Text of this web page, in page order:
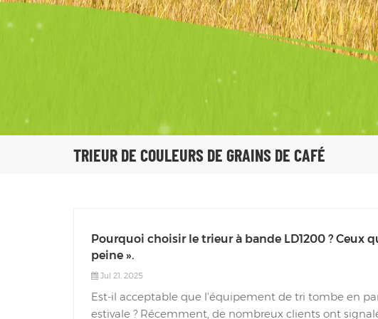
TRIEUR DE COULEURS DE GRAINS DE CAFÉ
Pourquoi choisir le trieur à bande LD1200 ?
peine ».
Jul 21, 2025
Est-il acceptable que l'équipement de tri tombe en
estivale ? Récemment, de nombreux clients ont